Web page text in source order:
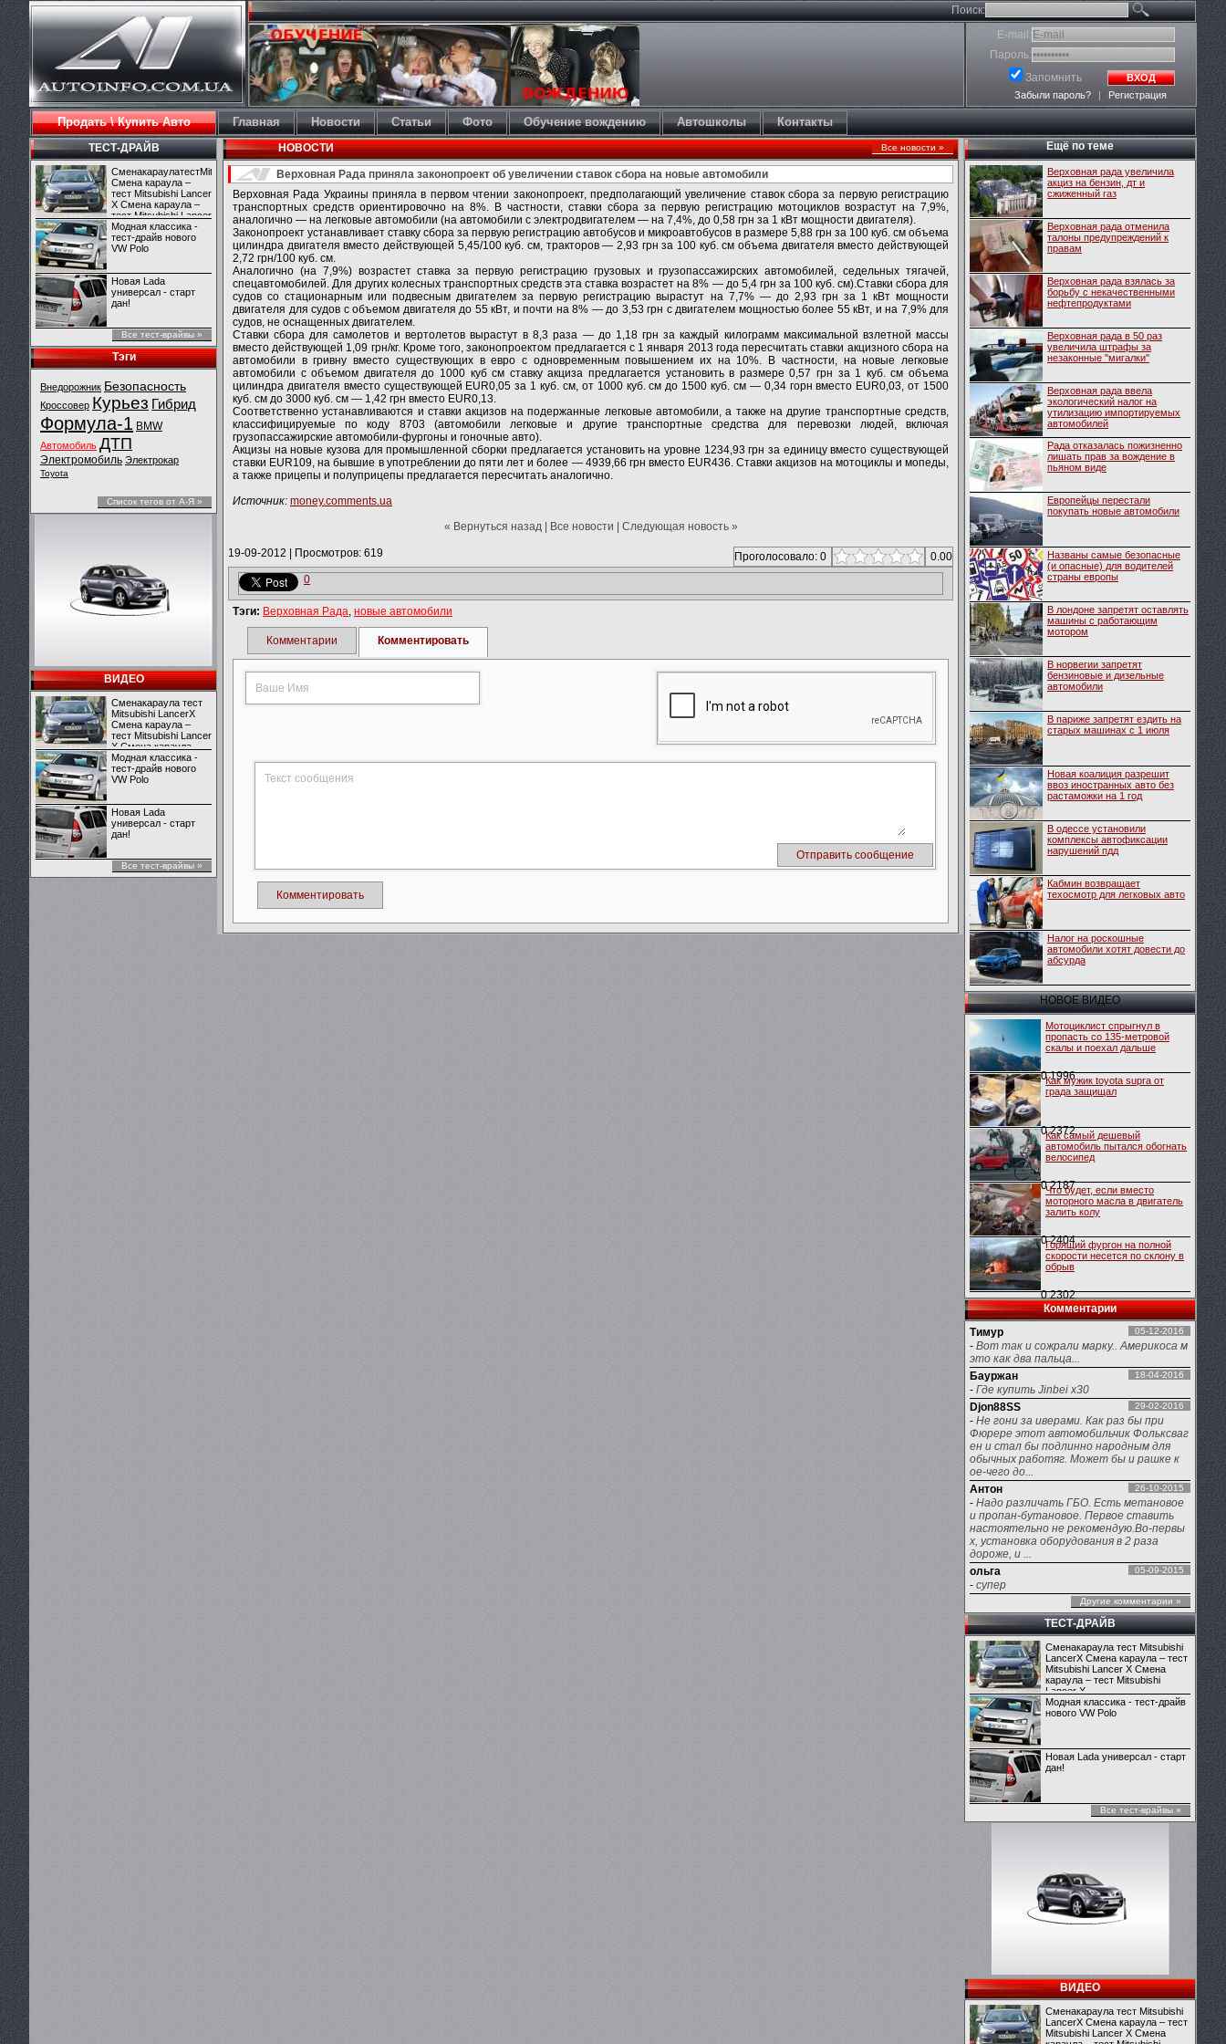
Поиск:
E-mail:
Пароль:
Запомнить
ВХОД
Забыли пароль?
| Регистрация
Продать \ Купить Авто Главная Новости Статьи Фото Обучение вождению Автошколы Контакты
ТЕСТ-ДРАЙВ
СменакараулатестMitsubishiLancerX
Смена караула –
тест Mitsubishi Lancer
X Смена караула –
тест Mitsubishi Lancer
X
Модная классика -
тест-драйв нового
VW Polo
Новая Lada
универсал - старт
дан!
Все тест-врайвы »
Тэги
Внедорожник Безопасность
Кроссовер Курьез Гибрид
Формула-1 BMW
Автомобиль ДТП
Электромобиль Электрокар
Toyota
Список тегов от А-Я »
ВИДЕО
Сменакараула тест
Mitsubishi LancerX
Смена караула –
тест Mitsubishi Lancer
X Смена караула –
тест Mitsubishi Lancer
X
Модная классика -
тест-драйв нового
VW Polo
Новая Lada
универсал - старт
дан!
Все тест-врайвы »
НОВОСТИ Все новости »
Верховная Рада приняла законопроект об увеличении ставок сбора на новые автомобили
Верховная Рада Украины приняла в первом чтении законопроект, предполагающий увеличение ставок сбора за первую регистрацию
транспортных средств ориентировочно на 8%. В частности, ставки сбора за первую регистрацию мотоциклов возрастут на 7,9%,
аналогично — на легковые автомобили (на автомобили с электродвигателем — на 7,4%, до 0,58 грн за 1 кВт мощности двигателя).
Законопроект устанавливает ставку сбора за первую регистрацию автобусов и микроавтобусов в размере 5,88 грн за 100 куб. см объема
цилиндра двигателя вместо действующей 5,45/100 куб. см, тракторов — 2,93 грн за 100 куб. см объема двигателя вместо действующей
2,72 грн/100 куб. см.
Аналогично (на 7,9%) возрастет ставка за первую регистрацию грузовых и грузопассажирских автомобилей, седельных тягачей,
спецавтомобилей. Для других колесных транспортных средств эта ставка возрастет на 8% — до 5,4 грн за 100 куб. см).Ставки сбора для
судов со стационарным или подвесным двигателем за первую регистрацию вырастут на 7,7% — до 2,93 грн за 1 кВт мощности
двигателя для судов с объемом двигателя до 55 кВт, и почти на 8% — до 3,53 грн с двигателем мощностью более 55 кВт, и на 7,9% для
судов, не оснащенных двигателем.
Ставки сбора для самолетов и вертолетов вырастут в 8,3 раза — до 1,18 грн за каждый килограмм максимальной взлетной массы
вместо действующей 1,09 грн/кг. Кроме того, законопроектом предлагается с 1 января 2013 года пересчитать ставки акцизного сбора на
автомобили в гривну вместо существующих в евро с одновременным повышением их на 10%. В частности, на новые легковые
автомобили с объемом двигателя до 1000 куб см ставку акциза предлагается установить в размере 0,57 грн за 1 куб. см объема
цилиндра двигателя вместо существующей EUR0,05 за 1 куб. см, от 1000 куб. см до 1500 куб. см — 0,34 горн вместо EUR0,03, от 1500
куб. см до 3000 куб. см — 1,42 грн вместо EUR0,13.
Соответственно устанавливаются и ставки акцизов на подержанные легковые автомобили, а также на другие транспортные средств,
классифицируемые по коду 8703 (автомобили легковые и другие транспортные средства для перевозки людей, включая
грузопассажирские автомобили-фургоны и гоночные авто).
Акцизы на новые кузова для промышленной сборки предлагается установить на уровне 1234,93 грн за единицу вместо существующей
ставки EUR109, на бывшие в употреблении до пяти лет и более — 4939,66 грн вместо EUR436. Ставки акцизов на мотоциклы и мопеды,
а также прицепы и полуприцепы предлагается пересчитать аналогично.
Источник: money.comments.ua
« Вернуться назад| Все новости Следующая новость »
19-09-2012 Просмотров: 619 Проголосовало: 0
0.00
0
Тэги: Верховная Рада, новые автомобили
Комментарии Комментировать
Комментировать
Ещё по теме
Верховная рада увеличила
акциз на бензин, дт и
сжиженный газ
Верховная рада отменила
талоны предупреждений к
правам
Верховная рада взялась за
борьбу с некачественными
нефтепродуктами
Верховная рада в 50 раз
увеличила штрафы за
незаконные ''мигалки''
Верховная рада ввела
экологический налог на
утилизацию импортируемых
автомобилей
Рада отказалась пожизненно
лишать прав за вождение в
пьяном виде
Европейцы перестали
покупать новые автомобили
Названы самые безопасные
(и опасные) для водителей
страны европы
В лондоне запретят оставлять
машины с работающим
мотором
В норвегии запретят
бензиновые и дизельные
автомобили
В париже запретят ездить на
старых машинах с 1 июля
Новая коалиция разрешит
ввоз иностранных авто без
растаможки на 1 год
В одессе установили
комплексы автофиксации
нарушений пдд
Кабмин возвращает
техосмотр для легковых авто
Налог на роскошные
автомобили хотят довести до
абсурда
НОВОЕ ВИДЕО
Мотоциклист спрыгнул в
пропасть со 135-метровой
скалы и поехал дальше
0 1996
Как мужик toyota supra от
града защищал
0 2372
Как самый дешевый
автомобиль пытался обогнать
велосипед
0 2187
Что будет, если вместо
моторного масла в двигатель
залить колу
0 2404
Горящий фургон на полной
скорости несется по склону в
обрыв
0 2302
Комментарии
Тимур
05-12-2016
- Вот так и сожрали марку.. Америкоса м
это как два пальца...
Бауржан
18-04-2016
- Где купить Jinbei x30
Djon88SS
29-02-2016
- Не гони за иверами. Как раз бы при
Фюрере этот автомобильчик Фольксваг
ен и стал бы подлинно народным для
обычных работяг. Может бы и рашке к
ое-чего до...
Антон
26-10-2015
- Надо различать ГБО. Есть метановое
и пропан-бутановое. Первое ставить
настоятельно не рекомендую.Во-первы
х, установка оборудования в 2 раза
дороже, и ...
ольга
05-09-2015
- супер
Другие комментарии »
ТЕСТ-ДРАЙВ
Сменакараула тест Mitsubishi
LancerX Смена караула – тест
Mitsubishi Lancer X Смена
караула – тест Mitsubishi
Lancer X
Модная классика - тест-драйв
нового VW Polo
Новая Lada универсал - старт
дан!
Все тест-врайвы »
ВИДЕО
Сменакараула тест Mitsubishi
LancerX Смена караула – тест
Mitsubishi Lancer X Смена